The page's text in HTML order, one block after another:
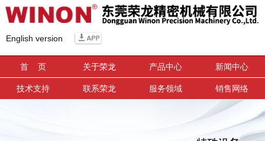
English version
首 页 关于荣龙 产品中心 新闻中心
技术支持 联系荣龙 服务领域 销售网络
信息搜索
搜索